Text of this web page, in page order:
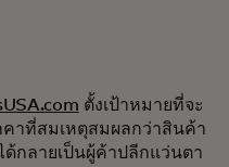
ตั้งเป้าหมายที่จะ
าที่สมเหตุสมผลกว่าสินค้า
กลายเป็นผู้ค้าปลีกแว่นตา